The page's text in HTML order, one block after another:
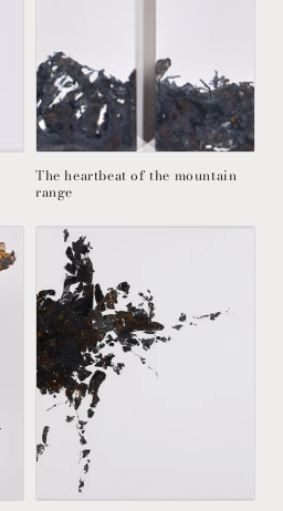
The heartbeat of the mountain
range